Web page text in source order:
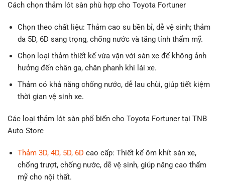
Cách chọn thảm lót sàn phù hợp cho Toyota Fortuner
Chọn theo chất liệu: Thảm cao su bền bỉ, dễ vệ sinh; thảm
da 5D, 6D sang trọng, chống nước và tăng tính thẩm mỹ.
Chọn loại thảm thiết kế vừa vặn với sàn xe để không ảnh
hưởng đến chân ga, chân phanh khi lái xe.
Thảm có khả năng chống nước, dễ lau chùi, giúp tiết kiệm
thời gian vệ sinh xe.
Các loại thảm lót sàn phổ biến cho Toyota Fortuner tại TNB
Auto Store
Thảm 3D, 4D, 5D, 6D cao cấp: Thiết kế ôm khít sàn xe,
chống trượt, chống nước, dễ vệ sinh, giúp nâng cao thẩm
mỹ cho nội thất.